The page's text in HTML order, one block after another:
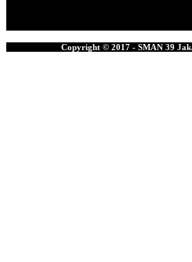
Copyright © 2017 - SMAN 39